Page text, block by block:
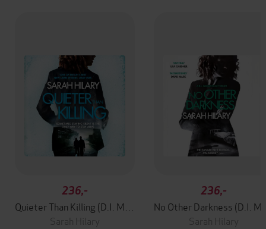
236,-
Sarah Hilary
236,-
Sarah Hilary